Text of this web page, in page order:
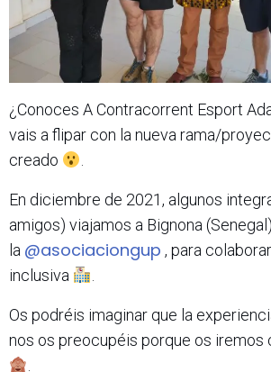
¿Conoces A Contracorrent Esport
vais a flipar con la nueva rama/
creado
En diciembre de 2021, algunos
amigos) viajamos a Bignona (Senegal)
la @asociaciongup , para
inclusiva
Os podréis imaginar que la
nos os preocupéis porque os iremos